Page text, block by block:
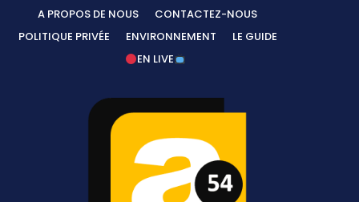
A PROPOS DE NOUS
CONTACTEZ-NOUS
POLITIQUE PRIVÉE
ENVIRONNEMENT
LE GUIDE
EN LIVE